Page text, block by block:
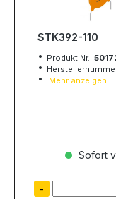
STK392-110
Produkt Nr.:
Mehr anzeigen
Sofort
-